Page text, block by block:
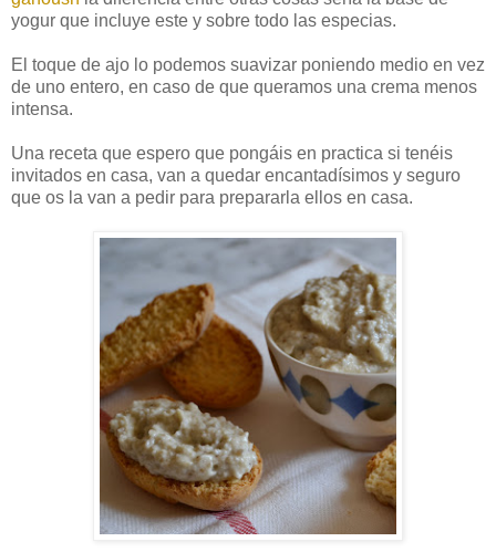
yogur que incluye este y sobre todo las especias.
El toque de ajo lo podemos suavizar poniendo medio en vez
de uno entero, en caso de que queramos una crema menos
intensa.
Una receta que espero que pongáis en practica si tenéis
invitados en casa, van a quedar encantadísimos y seguro
que os la van a pedir para prepararla ellos en casa.